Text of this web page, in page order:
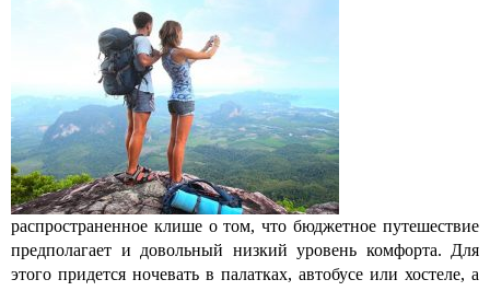
распространенное клише о том, что бюджетное путешествие
предполагает и довольный низкий уровень комфорта. Для
этого придется ночевать в палатках, автобусе или хостеле, а